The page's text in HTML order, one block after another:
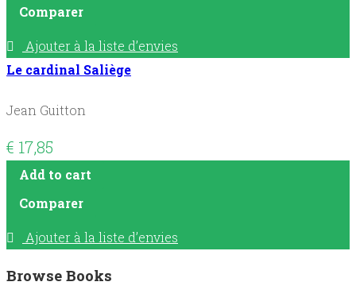
Comparer
Ajouter à la liste d’envies
Le cardinal Saliège
Jean Guitton
€ 17,85
Add to cart
Comparer
Ajouter à la liste d’envies
Browse Books